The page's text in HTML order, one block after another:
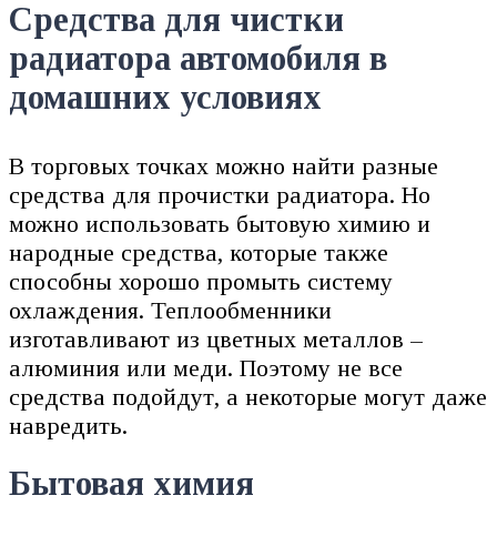
Средства для чистки
радиатора автомобиля в
домашних условиях
В торговых точках можно найти разные
средства для прочистки радиатора. Но
можно использовать бытовую химию и
народные средства, которые также
способны хорошо промыть систему
охлаждения. Теплообменники
изготавливают из цветных металлов –
алюминия или меди. Поэтому не все
средства подойдут, а некоторые могут даже
навредить.
Бытовая химия